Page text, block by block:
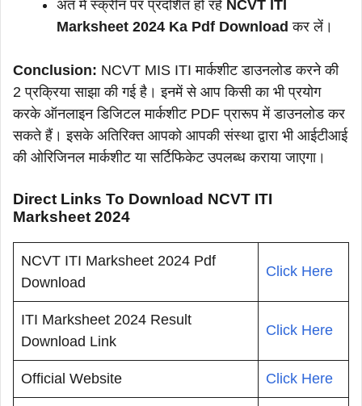
अंत में स्क्रीन पर प्रदर्शित हो रहे NCVT ITI
Marksheet 2024 Ka Pdf Download कर लें।
Conclusion: NCVT MIS ITI मार्कशीट डाउनलोड करने की
2 प्रक्रिया साझा की गई है। इनमें से आप किसी का भी प्रयोग
करके ऑनलाइन डिजिटल मार्कशीट PDF प्रारूप में डाउनलोड कर
सकते हैं। इसके अतिरिक्त आपको आपकी संस्था द्वारा भी आईटीआई
की ओरिजिनल मार्कशीट या सर्टिफिकेट उपलब्ध कराया जाएगा।
Direct Links To Download NCVT ITI
Marksheet 2024
NCVT ITI Marksheet 2024 Pdf
Download
Click Here
ITI Marksheet 2024 Result
Download Link
Click Here
Official Website Click Here